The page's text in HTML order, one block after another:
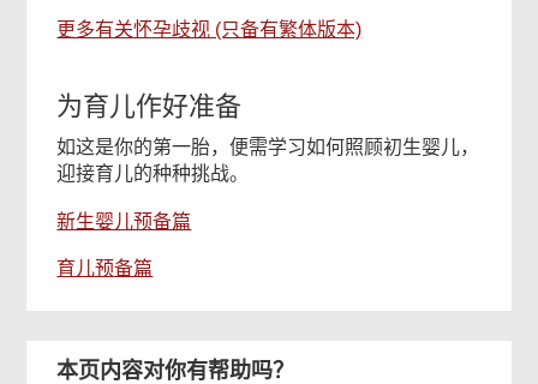
更多有关怀孕歧视 (只备有繁体版本)
为育儿作好准备
如这是你的第一胎，便需学习如何照顾初生婴儿，
迎接育儿的种种挑战。
新生婴儿预备篇
育儿预备篇
本页内容对你有帮助吗？